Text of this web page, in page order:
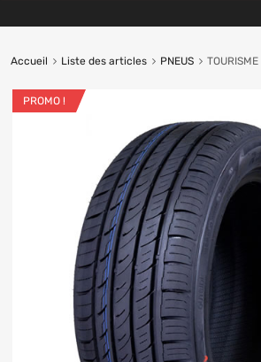
Accueil Liste des articles PNEUS TOURISME
PROMO !